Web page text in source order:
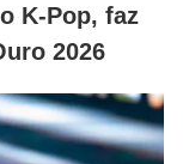
K-Pop, faz
2026